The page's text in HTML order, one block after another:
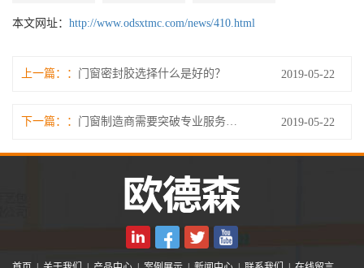
本文网址： http://www.odsxtmc.com/news/410.html
上一篇： 门窗密封胶选择什么是好的？ 2019-05-22
下一篇： 门窗制造商需要突破专业服务瓶颈 2019-05-22